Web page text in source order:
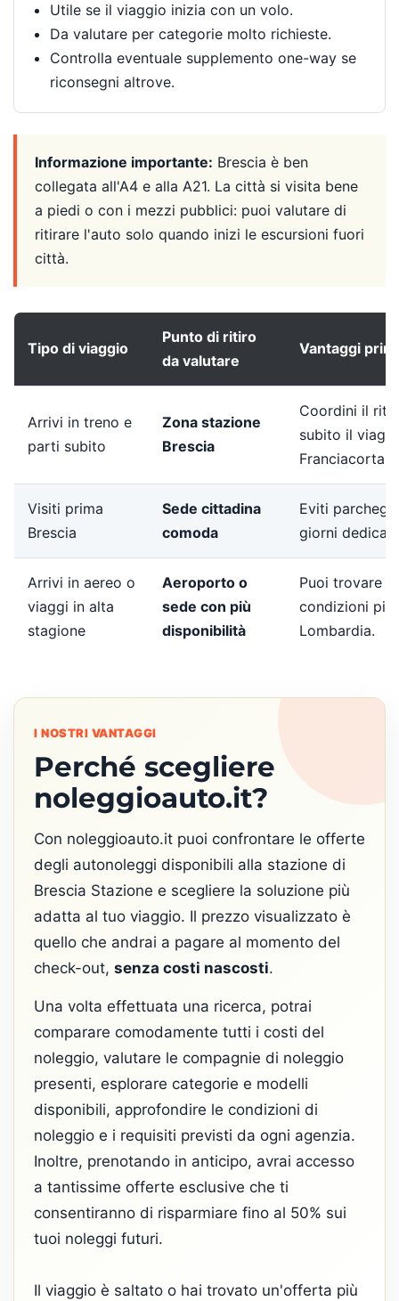
Utile se il viaggio inizia con un volo.
Da valutare per categorie molto richieste.
Controlla eventuale supplemento one-way se
riconsegni altrove.
Informazione importante: Brescia è ben
collegata all'A4 e alla A21. La città si visita bene
a piedi o con i mezzi pubblici: puoi valutare di
ritirare l'auto solo quando inizi le escursioni fuori
città.
Tipo di viaggio
Punto di ritiro
da valutare
Vantaggi
Arrivi in treno e
parti subito
Zona stazione
Brescia
Coordini il
subito il
Franciacorta
Visiti prima
Brescia
Sede cittadina
comoda
Eviti
giorni
Arrivi in aereo o
viaggi in alta
stagione
Aeroporto o
sede con più
disponibilità
Puoi trovare
condizioni più
Lombardia.
I NOSTRI VANTAGGI
Perché scegliere
noleggioauto.it?
Con noleggioauto.it puoi confrontare le offerte
degli autonoleggi disponibili alla stazione di
Brescia Stazione e scegliere la soluzione più
adatta al tuo viaggio. Il prezzo visualizzato è
quello che andrai a pagare al momento del
check-out, senza costi nascosti.
Una volta effettuata una ricerca, potrai
comparare comodamente tutti i costi del
noleggio, valutare le compagnie di noleggio
presenti, esplorare categorie e modelli
disponibili, approfondire le condizioni di
noleggio e i requisiti previsti da ogni agenzia.
Inoltre, prenotando in anticipo, avrai accesso
a tantissime offerte esclusive che ti
consentiranno di risparmiare fino al 50% sui
tuoi noleggi futuri.
Il viaggio è saltato o hai trovato un'offerta più